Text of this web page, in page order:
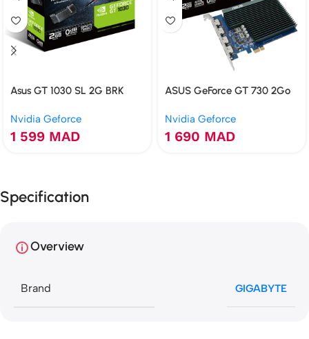
Asus GT 1030 SL 2G BRK
Nvidia Geforce
1 599 MAD
ASUS GeForce GT 730 2Go
Moniteur
Nvidia Geforce
1 690 MAD
Specification
Overview
Brand GIGABYTE